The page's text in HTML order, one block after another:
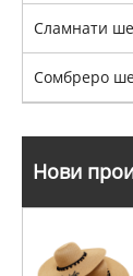
Сламнати
Сомбреро
Нови